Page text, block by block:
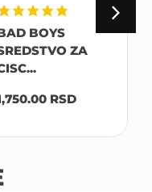
BOYS
ZA
RSD